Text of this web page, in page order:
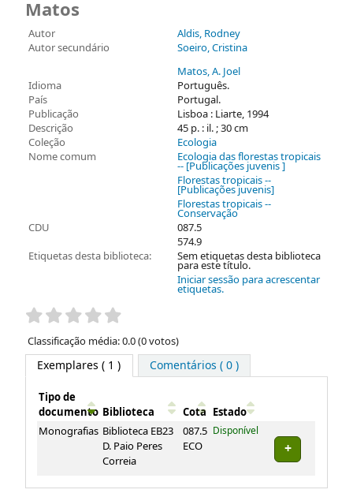
Matos
Autor
Aldis, Rodney
Autor secundário
Soeiro, Cristina
Matos, A. Joel
Idioma
Português.
País
Portugal.
Publicação
Lisboa : Liarte, 1994
Descrição
45 p. : il. ; 30 cm
Coleção
Ecologia
Nome comum
Ecologia das florestas tropicais
-- [Publicações juvenis ]
Florestas tropicais --
[Publicações juvenis]
Florestas tropicais --
Conservação
CDU
087.5
574.9
Etiquetas desta biblioteca:
Sem etiquetas desta biblioteca
para este título.
Iniciar sessão para acrescentar
etiquetas.
Pontuação
Classificação média: 0.0 (0 votos)
Exemplares ( 1 ) Comentários ( 0 )
Exemplares
Tipo de
documento Biblioteca Cota Estado
Monografias Biblioteca EB23
D. Paio Peres
Correia
087.5
ECO
Disponível